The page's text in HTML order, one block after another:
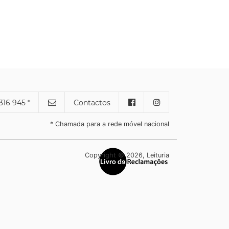
945 * Contactos
* Chamada para a rede móvel nacional
Copyright © 2026, Leituria